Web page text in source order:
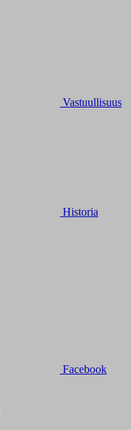
Vastuullisuus
Historia
Facebook